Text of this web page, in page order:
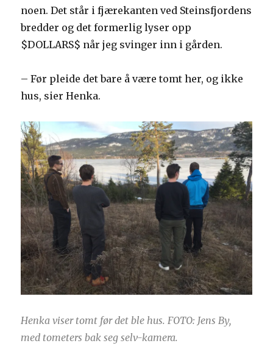
noen. Det står i fjærekanten ved Steinsfjordens
bredder og det formerlig lyser opp
$DOLLARS$ når jeg svinger inn i gården.
– Før pleide det bare å være tomt her, og ikke
hus, sier Henka.
Henka viser tomt før det ble hus. FOTO: Jens By,
med tometers bak seg selv-kamera.